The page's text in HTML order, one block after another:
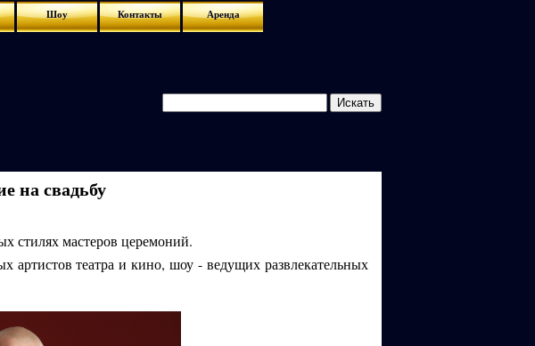
Шоу Контакты Аренда
на свадьбу
стилях мастеров церемоний.
артистов театра и кино, шоу - ведущих развлекательных